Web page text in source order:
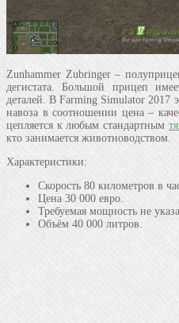
Zunhammer Zubringer –
дегистата. Большой прицеп
деталей. В Farming Simulator 2017
навоза в соотношении цена –
цепляется к любым стандартным
кто занимается животноводством.
Характеристики:
Скорость 80 километров в
Цена 30 000 евро.
Требуемая мощность не
Объём 40 000 литров.